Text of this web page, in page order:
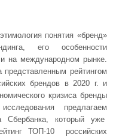
понятия «бренд»
его особенности
на международном рынке.
представленным рейтингом
брендов в 2020 г. и
кризиса бренды
предлагаем
Сбербанка, который уже
ТОП-10 российских